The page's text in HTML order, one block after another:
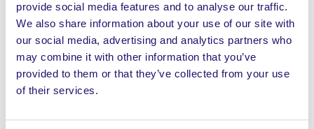
provide social media features and to analyse our traffic.
We also share information about your use of our site with
our social media, advertising and analytics partners who
may combine it with other information that you’ve
provided to them or that they’ve collected from your use
of their services.